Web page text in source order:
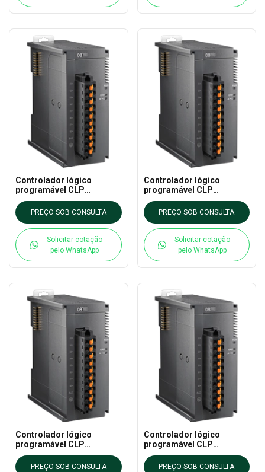
Controlador lógico
programável CLP
AS32AM10N-A DELTA - AS
CLP EXTN
PREÇO SOB CONSULTA
Solicitar cotação
pelo WhatsApp
Controlador lógico
programável CLP
AS32AM10N-A DELTA - AS
CLP EXTN
PREÇO SOB CONSULTA
Solicitar cotação
pelo WhatsApp
Controlador lógico
programável CLP
AS16AP11T-A DELTA - AS
CLP EXTN
PREÇO SOB CONSULTA
Controlador lógico
programável CLP
AS16AP11P-A DELTA - AS
CLP EXTN
PREÇO SOB CONSULTA